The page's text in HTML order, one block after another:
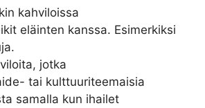
kahviloissa
eläinten kanssa. Esimerkiksi
jotka
tai kulttuuriteemaisia
samalla kun ihailet